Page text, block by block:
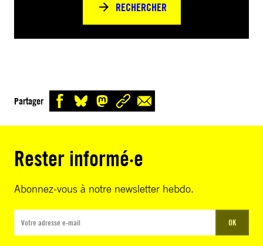
RECHERCHER
Partager
Rester informé·e
Abonnez-vous à notre newsletter hebdo.
OK